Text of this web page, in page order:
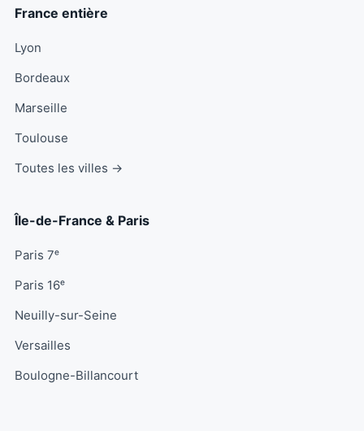
France entière
Lyon
Bordeaux
Marseille
Toulouse
Toutes les villes →
Île-de-France & Paris
Paris 7ᵉ
Paris 16ᵉ
Neuilly-sur-Seine
Versailles
Boulogne-Billancourt